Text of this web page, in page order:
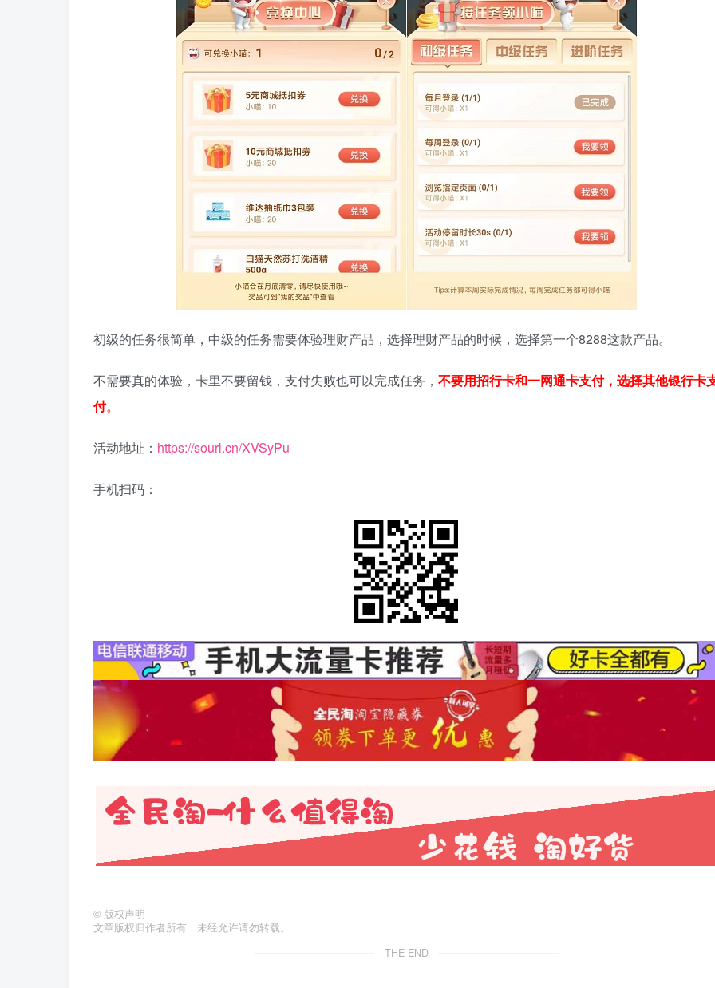
初级的任务很简单，中级的任务需要体验理财产品，选择理财产品的时候，选择第一个8288这款产品。
不需要真的体验，卡里不要留钱，支付失败也可以完成任务， 不要用招行卡和一网通卡支付，选择其他银行卡
付。
活动地址： https://sourl.cn/XVSyPu
手机扫码：
© 版权声明
文章版权归作者所有，未经允许请勿转载。
THE END